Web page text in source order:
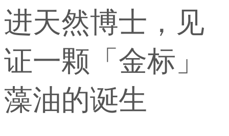
进天然博士，见
证一颗「金标」
藻油的诞生